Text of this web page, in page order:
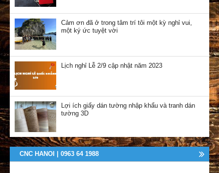
Cảm ơn đã ở trong tâm trí tôi một kỳ nghỉ vui,
một ký ức tuyệt vời
Lịch nghỉ Lễ 2/9 cập nhật năm 2023
Lợi ích giấy dán tường nhập khẩu và tranh dán
tường 3D
CNC HANOI | 0963 64 1988